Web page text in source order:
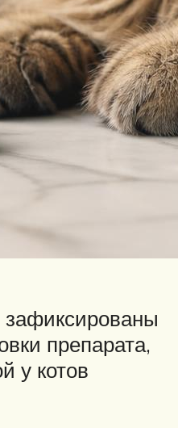
зафиксированы
препарата,
у котов